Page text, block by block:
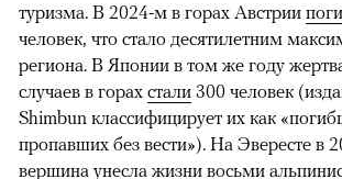
туризма. В 2024-м в горах Австрии
человек, что стало десятилетним
региона. В Японии в том же году
случаев в горах стали 300 человек
Shimbun классифицирует их как
пропавших без вести»). На Эвересте в
вершина унесла жизни восьми